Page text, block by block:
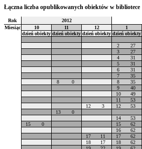
Łączna liczba opublikowanych obiektów w bibliotece
Rok 2012
Miesiąc
10 11 12 1
dzień obiekty dzień obiekty dzień obiekty dzień obiekty
2
27
3
27
4
31
5
31
6
31
7
35
8
0 8 35
9
40
10
49
11
53
12
3 12 53
13
0
14
53
15
0 15 62
16
62
17
11 17 62
18
17 18 62